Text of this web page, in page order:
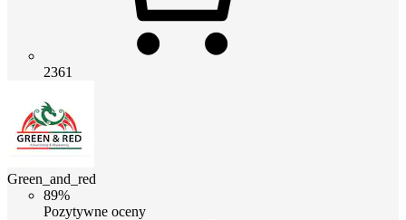
2361
Green_and_red
89%
Pozytywne oceny